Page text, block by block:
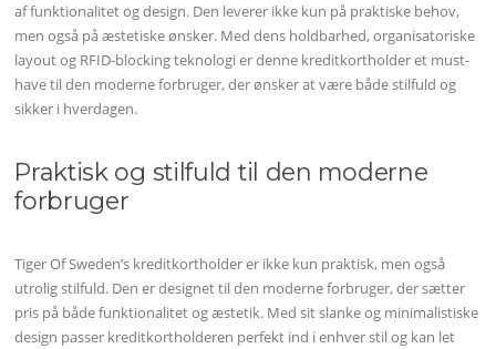
af funktionalitet og design. Den leverer ikke kun på praktiske behov,
men også på æstetiske ønsker. Med dens holdbarhed, organisatoriske
layout og RFID-blocking teknologi er denne kreditkortholder et must-
have til den moderne forbruger, der ønsker at være både stilfuld og
sikker i hverdagen.
Praktisk og stilfuld til den moderne
forbruger
Tiger Of Sweden’s kreditkortholder er ikke kun praktisk, men også
utrolig stilfuld. Den er designet til den moderne forbruger, der sætter
pris på både funktionalitet og æstetik. Med sit slanke og minimalistiske
design passer kreditkortholderen perfekt ind i enhver stil og kan let